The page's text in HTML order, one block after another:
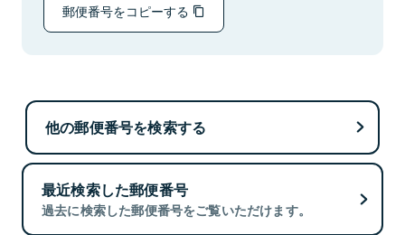
郵便番号をコピーする
他の郵便番号を検索する
最近検索した郵便番号
過去に検索した郵便番号をご覧いただけます。